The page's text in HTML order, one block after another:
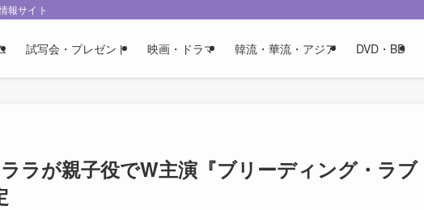
報サイト
試写会・プレゼント 映画・ドラマ 韓流・華流・アジア DVD・BD
ラが親子役でW主演『ブリーディング・ラブ